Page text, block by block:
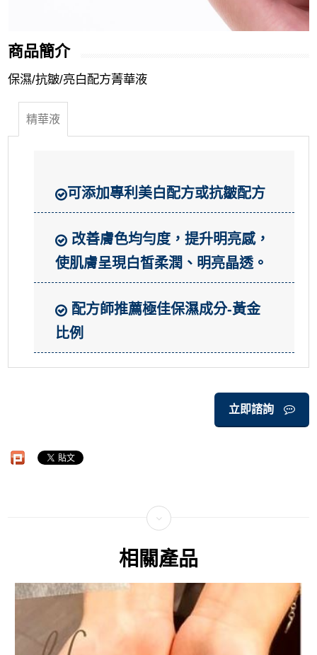
商品簡介
保濕/抗皺/亮白配方菁華液
精華液
可添加專利美白配方或抗皺配方
改善膚色均勻度，提升明亮感，
使肌膚呈現白皙柔潤、明亮晶透。
配方師推薦極佳保濕成分-黃金
比例
立即諮詢
相關產品